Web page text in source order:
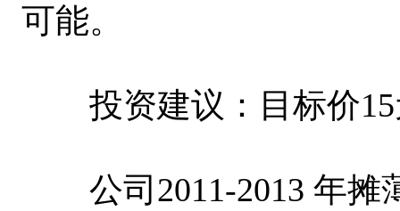
可能。
投资建议：目标价15
公司2011-2013 年摊薄